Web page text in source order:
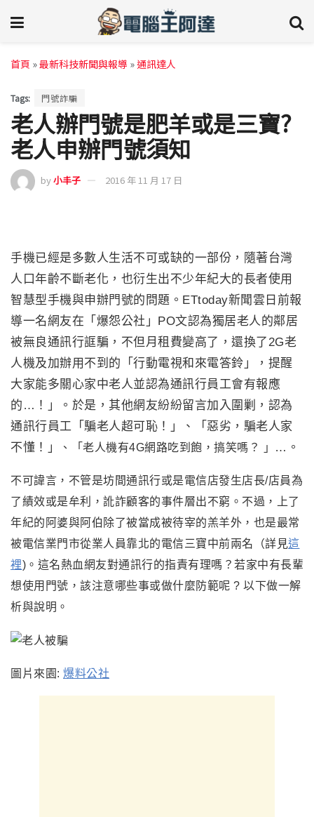
首頁 »最新科技新聞與報導 »通訊達人
Tags: 門號詐騙
老人辦門號是肥羊或是三寶?
老人申辦門號須知
by小丰子 2016 年 11 月 17 日
手機已經是多數人生活不可或缺的一部份，隨著台灣
人口年齡不斷老化，也衍生出不少年紀大的長者使用
智慧型手機與申辦門號的問題。ETtoday新聞雲日前報
導一名網友在「爆怨公社」PO文認為獨居老人的鄰居
被無良通訊行誆騙，不但月租費變高了，還換了2G老
人機及加辦用不到的「行動電視和來電答鈴」，提醒
大家能多關心家中老人並認為通訊行員工會有報應
的…！」。於是，其他網友紛紛留言加入圍剿 ， 認為
通訊行員工「騙老人超可恥！」、「惡劣，騙老人家
不懂！」
、 「老人機有4G網路吃到飽，搞笑嗎？ 」 …。
不可諱言，不管是坊間通訊行或是電信店發生店長/店員為
了績效或是牟利，訛詐顧客的事件層出不窮。不過，上了
年紀的阿婆與阿伯除了被當成被待宰的羔羊外，也是最常
被電信業門市從業人員靠北的電信三寶中前兩名（詳見這
裡)。這名熱血網友對通訊行的指責有理嗎？若家中有長輩
想使用門號 ，該注意哪些事或做什麼防範呢 ? 以下做一解
析與說明 。
圖片來園: 爆料公社